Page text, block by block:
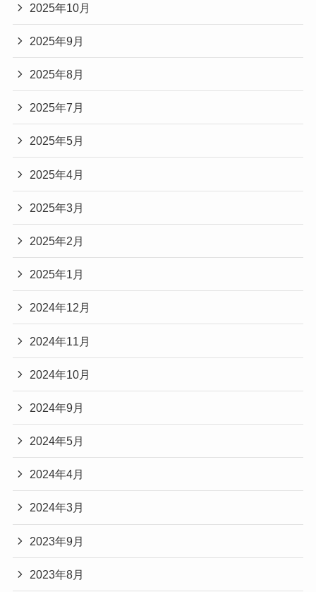
2025年10月
2025年9月
2025年8月
2025年7月
2025年5月
2025年4月
2025年3月
2025年2月
2025年1月
2024年12月
2024年11月
2024年10月
2024年9月
2024年5月
2024年4月
2024年3月
2023年9月
2023年8月